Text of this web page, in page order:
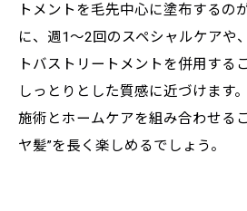
トメントを毛先中心に塗布するの
に、週1～2回のスペシャルケアや
トバストリートメントを併用する
しっとりとした質感に近づけます
施術とホームケアを組み合わせる
ヤ髪”を長く楽しめるでしょう。